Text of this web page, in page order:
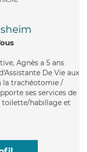
Agnès a 5 ans
De Vie aux
la trachéotomie /
ses services de
toilette/habillage et